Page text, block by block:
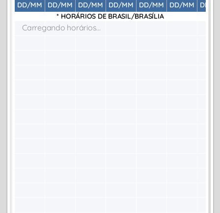
DD/MM
DD/MM
DD/MM
DD/MM
DD/MM
DD/MM
DD/
* HORÁRIOS DE BRASIL/BRASÍLIA
Carregando horários...